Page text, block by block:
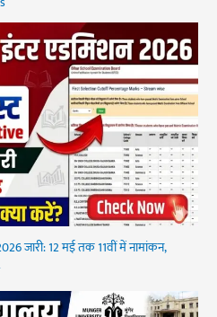
जारी: 12 मई तक 11वीं में नामांकन,